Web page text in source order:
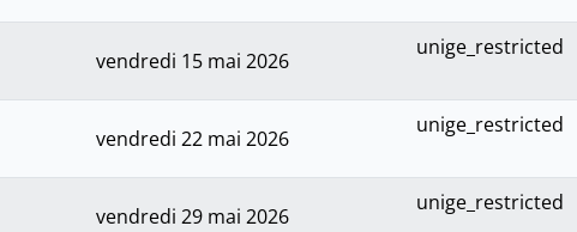
vendredi 15 mai 2026
unige_restricted
vendredi 22 mai 2026
unige_restricted
vendredi 29 mai 2026
unige_restricted